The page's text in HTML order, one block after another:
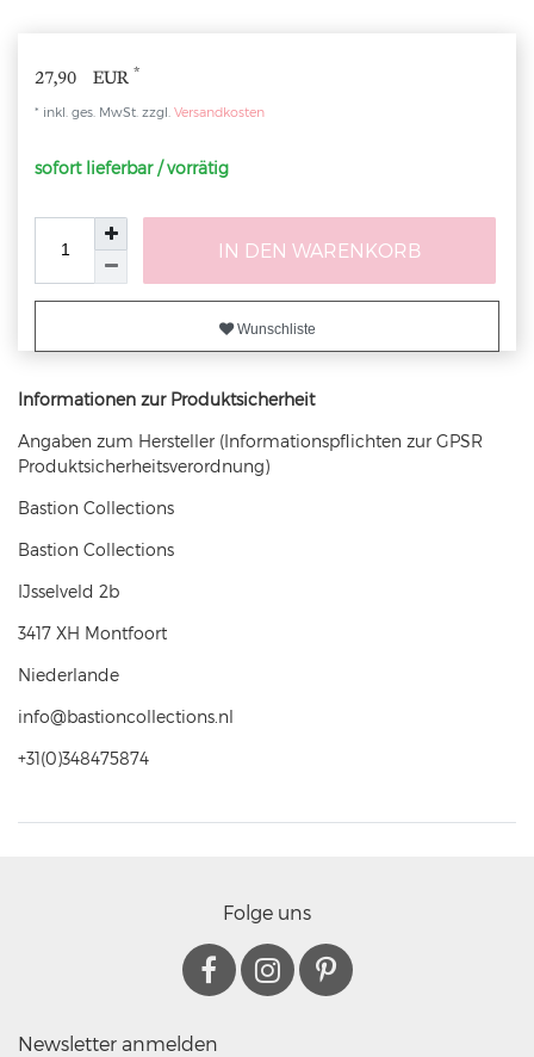
27,90 EUR *
* inkl. ges. MwSt. zzgl. Versandkosten
sofort lieferbar / vorrätig
IN DEN WARENKORB
Wunschliste
Informationen zur Produktsicherheit
Angaben zum Hersteller (Informationspflichten zur GPSR
Produktsicherheitsverordnung)
Bastion Collections
Bastion Collections
IJsselveld 2b
3417 XH Montfoort
Niederlande
info@bastioncollections.nl
+31(0)348475874
Folge uns
Newsletter anmelden